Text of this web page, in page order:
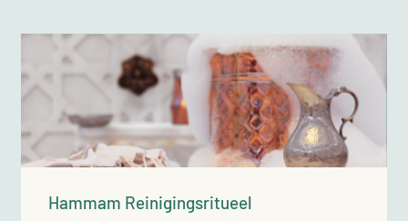
Hammam Reinigingsritueel